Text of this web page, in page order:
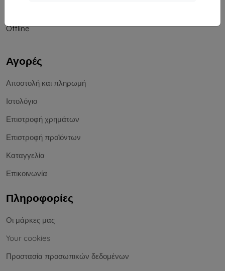
Offline
Αγορές
Αποστολή και πληρωμή
Ιστολόγιο
Επιστροφή χρημάτων
Επιστροφή προϊόντων
Καταγγελία
Επικοινωνία
Πληροφορίες
Οι μάρκες μας
Your cookies
Προστασία προσωπικών δεδομένων